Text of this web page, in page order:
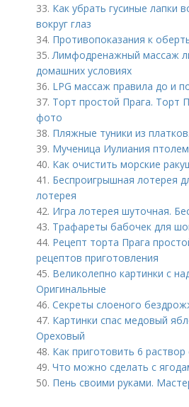
33. Как убрать гусиные лапки
вокруг глаз
34. Противопоказания к
35.Лимфодренажный массаж
домашних условиях
36. LPG массаж правила до и
37. Торт простой Прага. Торт
фото
38. Пляжные туники из
39. Мученица Иулиания
40. Как очистить морские
41. Беспроигрышная лотерея
лотерея
42. Игра лотерея шуточная.
43. Трафареты бабочек для
44. Рецепт торта Прага
рецептов приготовления
45. Великолепно картинки с
Оригинальные
46. Секреты слоеного
47. Картинки спас медовый
Ореховый
48. Как приготовить 6
49. Что можно сделать с
50. Пень своими руками.